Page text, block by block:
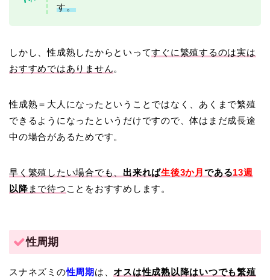
す。
しかし、性成熟したからといってすぐに繁殖するのは実は
おすすめではありません。
性成熟＝大人になったということではなく、あくまで繁殖
できるようになったというだけですので、体はまだ成長途
中の場合があるためです。
早く繁殖したい場合でも、 出来れば生後3か月 である13週
以降まで待つ ことをおすすめします。
性周期
スナネズミの性周期 は、オスは性成熟以降はいつでも繁殖